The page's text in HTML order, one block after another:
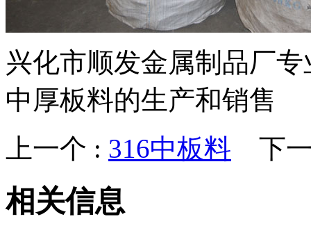
兴化市顺发金属制品厂
中厚板料的生产和销售
上一个 : 316中板料 下
相关信息